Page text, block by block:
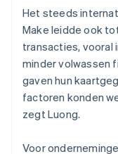
Het steeds
Make leidde ook
transacties, vooral
minder volwassen
gaven hun
factoren konden
zegt Luong.
Voor